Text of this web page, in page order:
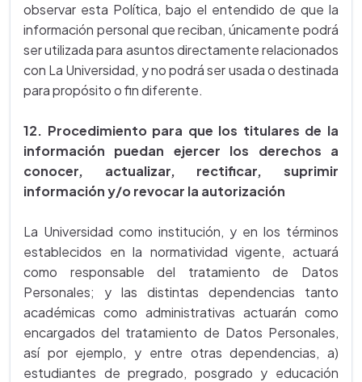
observar esta Política, bajo el entendido de que la
información personal que reciban, únicamente podrá
ser utilizada para asuntos directamente relacionados
con La Universidad, y no podrá ser usada o destinada
para propósito o fin diferente.
12. Procedimiento para que los titulares de la
información puedan ejercer los derechos a
conocer, actualizar, rectificar, suprimir
información y/o revocar la autorización
La Universidad como institución, y en los términos
establecidos en la normatividad vigente, actuará
como responsable del tratamiento de Datos
Personales; y las distintas dependencias tanto
académicas como administrativas actuarán como
encargados del tratamiento de Datos Personales,
así por ejemplo, y entre otras dependencias, a)
estudiantes de pregrado, posgrado y educación